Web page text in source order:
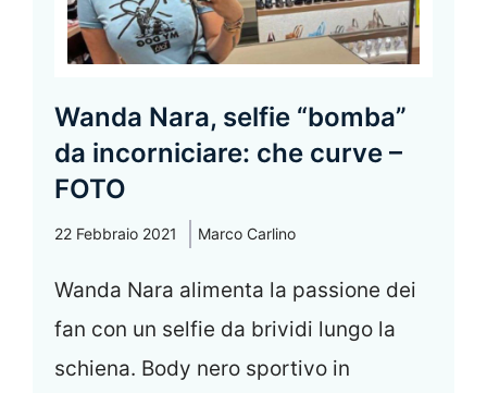
Wanda Nara, selfie “bomba”
da incorniciare: che curve –
FOTO
22 Febbraio 2021 Marco Carlino
Wanda Nara alimenta la passione dei
fan con un selfie da brividi lungo la
schiena. Body nero sportivo in